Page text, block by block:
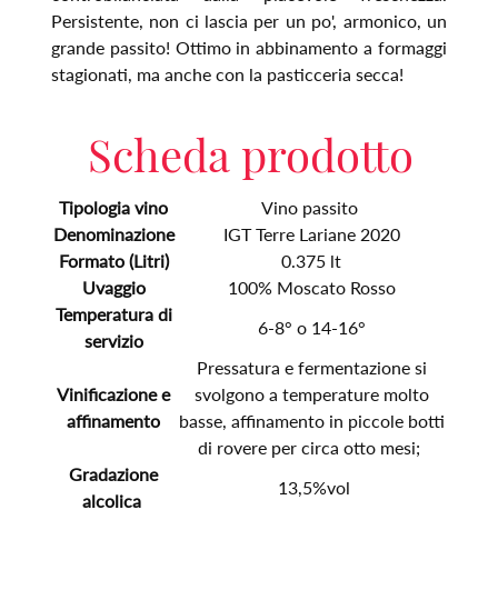
Persistente, non ci lascia per un po', armonico, un
grande passito! Ottimo in abbinamento a formaggi
stagionati, ma anche con la pasticceria secca!
Scheda prodotto
Tipologia vino
Vino passito
Denominazione
IGT Terre Lariane 2020
Formato (Litri)
0.375 lt
Uvaggio
100% Moscato Rosso
Temperatura di
servizio
6-8° o 14-16°
Vinificazione e
affinamento
Pressatura e fermentazione si
svolgono a temperature molto
basse, affinamento in piccole botti
di rovere per circa otto mesi;
Gradazione
alcolica
13,5%vol